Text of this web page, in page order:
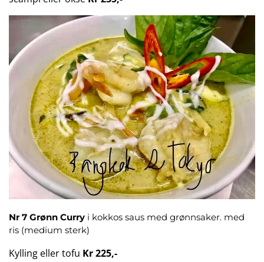
Nr 7 Grønn Curry i kokkos saus med grønnsaker. med
ris (medium sterk)
Kylling eller tofu Kr 225,-